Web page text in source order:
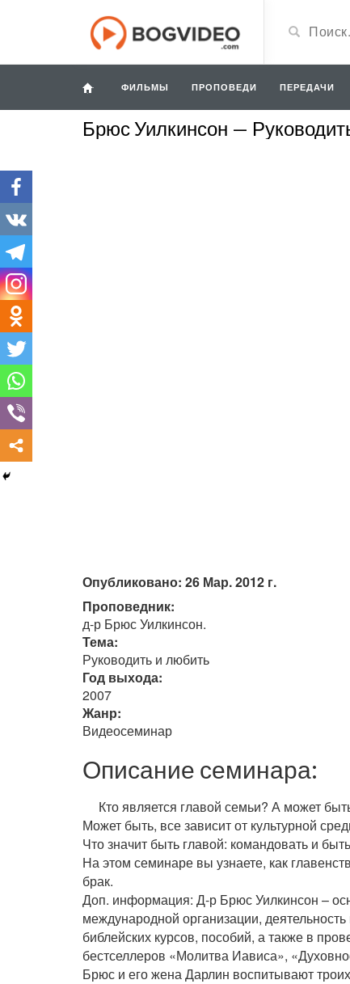
ФИЛЬМЫ ПРОПОВЕДИ ПЕРЕДАЧИ
Брюс Уилкинсон —
Опубликовано: 26 Мар. 2012 г.
Проповедник:
д-р Брюс Уилкинсон.
Тема:
Руководить и любить
Год выхода:
2007
Жанр:
Видеосеминар
Описание семинара:
Кто является главой семьи? А может
Может быть, все зависит от культурной
Что значит быть главой: командовать и
На этом семинаре вы узнаете, как
брак.
Доп. информация: Д-р Брюс Уилкинсон –
международной организации,
библейских курсов, пособий, а также в
бестселлеров «Молитва Иависа»,
Брюс и его жена Дарлин воспитывают